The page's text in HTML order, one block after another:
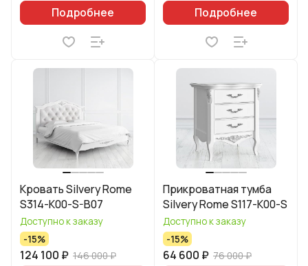
Подробнее Подробнее
Кровать Silvery Rome
S314-K00-S-B07
Доступно к заказу
-15%
124 100 ₽ 146 000 ₽
Прикроватная тумба
Silvery Rome S117-K00-S
Доступно к заказу
-15%
64 600 ₽ 76 000 ₽